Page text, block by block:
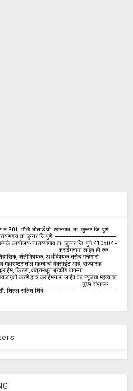
नं-301, मौजे. बोतार्डे पो. खानगाव, ता. जुन्नर जि. पुणे
ता.जुन्नर जि.पुणे. ------------------------------------------
संपर्क कार्यालय- नारायणगाव ता. जुन्नर जि. पुणे 410504 -
क्राईमनामा लाईव ही एक
शेतीविषयक, अर्थविषयक तसेच गुन्हेगारी
महाराष्ट्रातील महत्वाची वेबसाईट आहे, राज्यासह
क्रिडा, क्षेत्रामधून ब्रेकींग बातम्या
करणे हाच क्राईमनामा लाईव वेब न्यूजचा महत्वाचा
मुख्य संपादक-
शितल सतिश शिंदे -------------------------------------------------